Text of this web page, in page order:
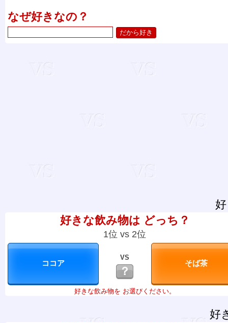
なぜ好きなの？
好きな飲み物は どっち？
1位 vs 2位
VS
？
好きな飲み物を お選びください。
好